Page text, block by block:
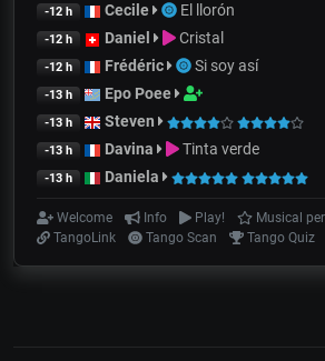
-12 h Cecile El llorón
-12 h Daniel Cristal
-12 h Frédéric Si soy así
-13 h Epo Poee
-13 h Steven
-13 h Davina Tinta verde
-13 h Daniela
Welcome Info Play!
Musical
TangoLink
Tango Scan Tango Quiz